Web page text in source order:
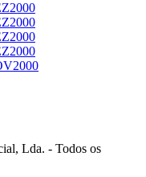
Lda. - Todos os